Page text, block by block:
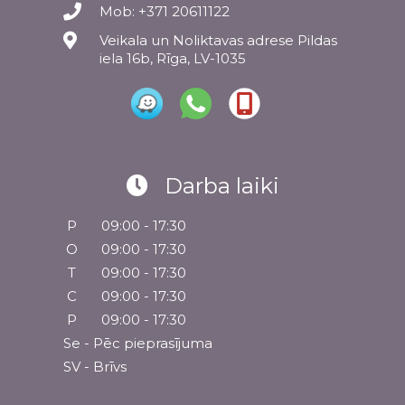
Mob: +371 20611122
Veikala un Noliktavas adrese Pildas
iela 16b, Rīga, LV-1035
Darba laiki
P
09:00 - 17:30
O
09:00 - 17:30
T
09:00 - 17:30
C
09:00 - 17:30
P
09:00 - 17:30
Se - Pēc pieprasījuma
SV - Brīvs